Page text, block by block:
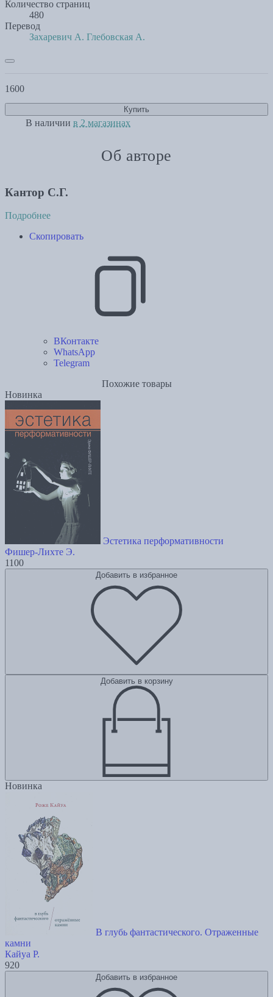
Количество страниц
480
Перевод
Захаревич А. Глебовская А.
1600
Купить
В наличии в 2 магазинах
Об авторе
Кантор С.Г.
Подробнее
Скопировать
ВКонтакте
WhatsApp
Telegram
Похожие товары
Новинка
Эстетика перформативности
Фишер-Лихте Э.
1100
Добавить в избранное
Добавить в корзину
Новинка
В глубь фантастического. Отраженные
камни
Кайуа Р.
920
Добавить в избранное